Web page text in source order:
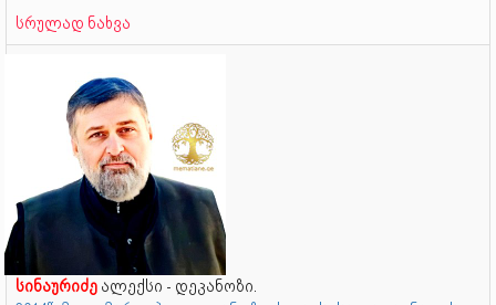
სრულად ნახვა
სინაურიძე ალექსი - დეკანოზი.